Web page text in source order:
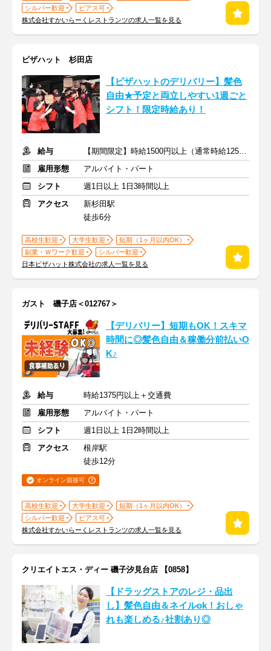
シルバー歓迎
ピアス可
株式会社すかいらーくレストランツの求人一覧を見る
ピザハット 杉田店
【ピザハットのデリバリー】髪色
自由★予定と両立しやすい1週ごと
シフト！限定時給あり！
給与
【期間限定】時給1500円以上（通常時給1250円以上）
雇用形態
アルバイト・パート
シフト
週1日以上 1日3時間以上
アクセス
新杉田駅
徒歩6分
高校生歓迎 大学生歓迎
短期（1ヶ月以内OK）
副業・Ｗワーク歓迎
シルバー歓迎
日本ピザハット株式会社の求人一覧を見る
ガスト 磯子店＜012767＞
【デリバリー】短期もOK！スキマ
時間に◎髪色自由＆稼働分前払いO
K♪
給与
時給1375円以上＋交通費
雇用形態
アルバイト・パート
シフト
週1日以上 1日2時間以上
アクセス
根岸駅
徒歩12分
オンライン面接可
高校生歓迎 大学生歓迎
短期（1ヶ月以内OK）
シルバー歓迎
ピアス可
株式会社すかいらーくレストランツの求人一覧を見る
クリエイトエス・ディー 磯子汐見台店 【0858】
【ドラッグストアのレジ・品出
し】髪色自由＆ネイルok！おしゃ
れも楽しめる♪社割あり◎